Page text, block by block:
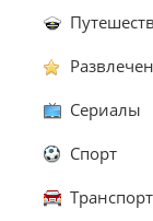
Сериалы
Спорт
Транспорт